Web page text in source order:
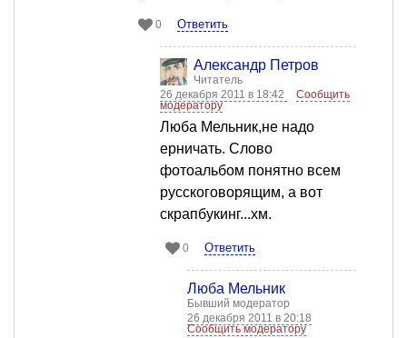
0 Ответить
Александр Петров
Читатель
26 декабря 2011 в 18:42
Сообщить
модератору
Люба Мельник,не надо
ерничать. Слово
фотоальбом понятно всем
русскоговорящим, а вот
скрапбукинг...хм.
0 Ответить
Люба Мельник
Бывший модератор
26 декабря 2011 в 20:18
Сообщить модератору